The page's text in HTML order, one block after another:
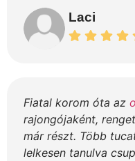
Laci
Fiatal korom óta az
rajongójaként,
már részt. Több
lelkesen tanulva